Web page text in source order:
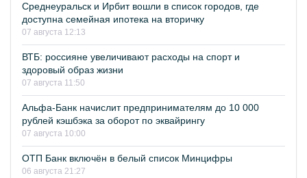
Среднеуральск и Ирбит вошли в список городов, где
доступна семейная ипотека на вторичку
07 августа 12:13
ВТБ: россияне увеличивают расходы на спорт и
здоровый образ жизни
07 августа 11:50
Альфа-Банк начислит предпринимателям до 10 000
рублей кэшбэка за оборот по эквайрингу
07 августа 10:00
ОТП Банк включён в белый список Минцифры
06 августа 21:27